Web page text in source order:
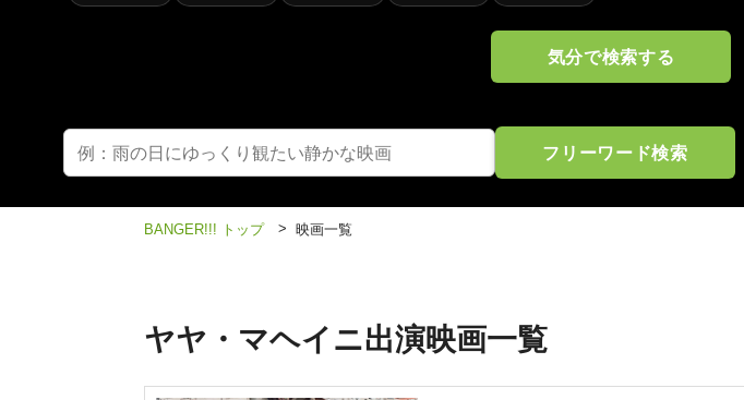
気分で検索する
フリーワード検索
BANGER!!! トップ > 映画一覧
ヤヤ・マヘイニ出演映画一覧